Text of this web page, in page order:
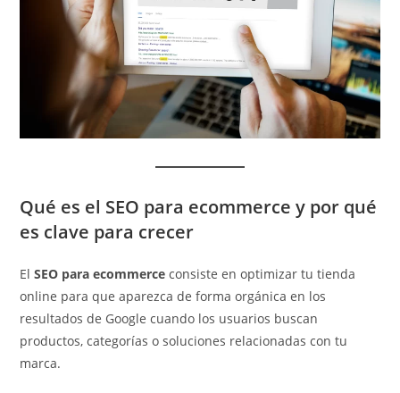
Qué es el SEO para ecommerce y por qué
es clave para crecer
ElSEO para ecommerce consiste en optimizar tu tienda
online para que aparezca de forma orgánica en los
resultados de Google cuando los usuarios buscan
productos, categorías o soluciones relacionadas con tu
marca.